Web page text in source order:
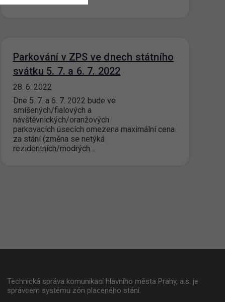
Parkování v ZPS ve dnech státního
svátku 5. 7. a 6. 7. 2022
28. 6. 2022
Dne 5. 7. a 6. 7. 2022 bude ve
smíšených/fialových a
návštěvnických/oranžových
parkovacích úsecích omezena maximální cena
za stání (změna se netýká
rezidentních/modrých…
Technická správa komunikací hlavního města Prahy, a.s. je
správcem systému zón placeného stání.